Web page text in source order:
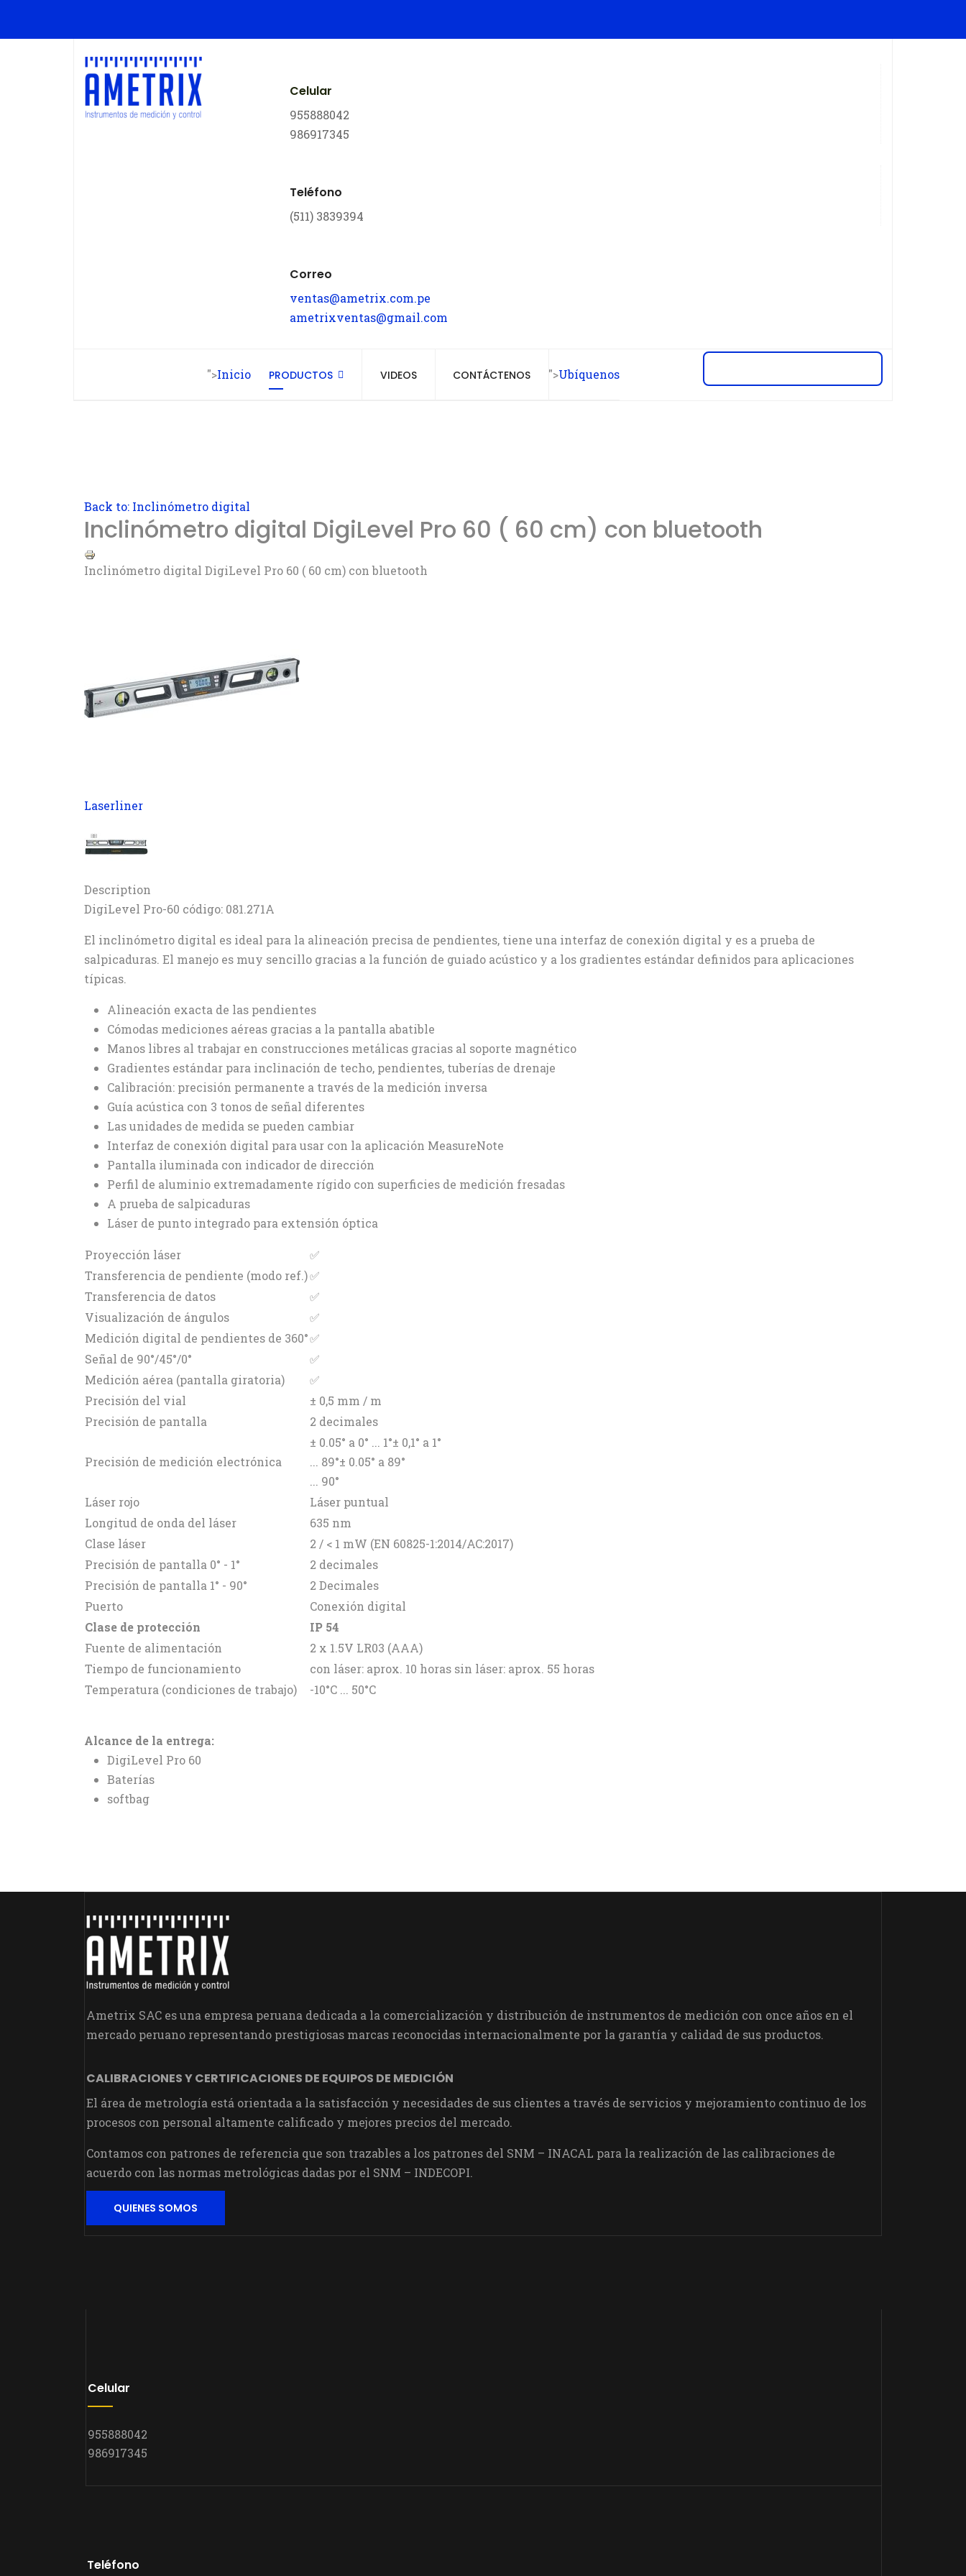
Celular
955888042
986917345
Teléfono
(511) 3839394
Correo
ventas@ametrix.com.pe
ametrixventas@gmail.com
">Inicio PRODUCTOS VIDEOS CONTÁCTENOS ">Ubíquenos
Back to: Inclinómetro digital
Inclinómetro digital DigiLevel Pro 60 ( 60 cm) con bluetooth
Inclinómetro digital DigiLevel Pro 60 ( 60 cm) con bluetooth
Laserliner
Description
DigiLevel Pro-60 código: 081.271A
El inclinómetro digital es ideal para la alineación precisa de pendientes, tiene una interfaz de conexión digital y es a prueba de
salpicaduras. El manejo es muy sencillo gracias a la función de guiado acústico y a los gradientes estándar definidos para aplicaciones
típicas.
Alineación exacta de las pendientes
Cómodas mediciones aéreas gracias a la pantalla abatible
Manos libres al trabajar en construcciones metálicas gracias al soporte magnético
Gradientes estándar para inclinación de techo, pendientes, tuberías de drenaje
Calibración: precisión permanente a través de la medición inversa
Guía acústica con 3 tonos de señal diferentes
Las unidades de medida se pueden cambiar
Interfaz de conexión digital para usar con la aplicación MeasureNote
Pantalla iluminada con indicador de dirección
Perfil de aluminio extremadamente rígido con superficies de medición fresadas
A prueba de salpicaduras
Láser de punto integrado para extensión óptica
Proyección láser
✅
Transferencia de pendiente (modo ref.)✅
Transferencia de datos
✅
Visualización de ángulos
✅
Medición digital de pendientes de 360°✅
Señal de 90°/45°/0°
✅
Medición aérea (pantalla giratoria)
✅
Precisión del vial
± 0,5 mm / m
Precisión de pantalla
2 decimales
Precisión de medición electrónica
± 0.05° a 0° ... 1°± 0,1° a 1°
... 89°± 0.05° a 89°
... 90°
Láser rojo
Láser puntual
Longitud de onda del láser
635 nm
Clase láser
2 / < 1 mW (EN 60825-1:2014/AC:2017)
Precisión de pantalla 0° - 1°
2 decimales
Precisión de pantalla 1° - 90°
2 Decimales
Puerto
Conexión digital
Clase de protección
IP 54
Fuente de alimentación
2 x 1.5V LR03 (AAA)
Tiempo de funcionamiento
con láser: aprox. 10 horas sin láser: aprox. 55 horas
Temperatura (condiciones de trabajo)
-10°C ... 50°C
Alcance de la entrega:
DigiLevel Pro 60
Baterías
softbag
Ametrix SAC es una empresa peruana dedicada a la comercialización y distribución de instrumentos de medición con once años en el
mercado peruano representando prestigiosas marcas reconocidas internacionalmente por la garantía y calidad de sus productos.
CALIBRACIONES Y CERTIFICACIONES DE EQUIPOS DE MEDICIÓN
El área de metrología está orientada a la satisfacción y necesidades de sus clientes a través de servicios y mejoramiento continuo de los
procesos con personal altamente calificado y mejores precios del mercado.
Contamos con patrones de referencia que son trazables a los patrones del SNM – INACAL para la realización de las calibraciones de
acuerdo con las normas metrológicas dadas por el SNM – INDECOPI.
QUIENES SOMOS
Celular
955888042
986917345
Teléfono